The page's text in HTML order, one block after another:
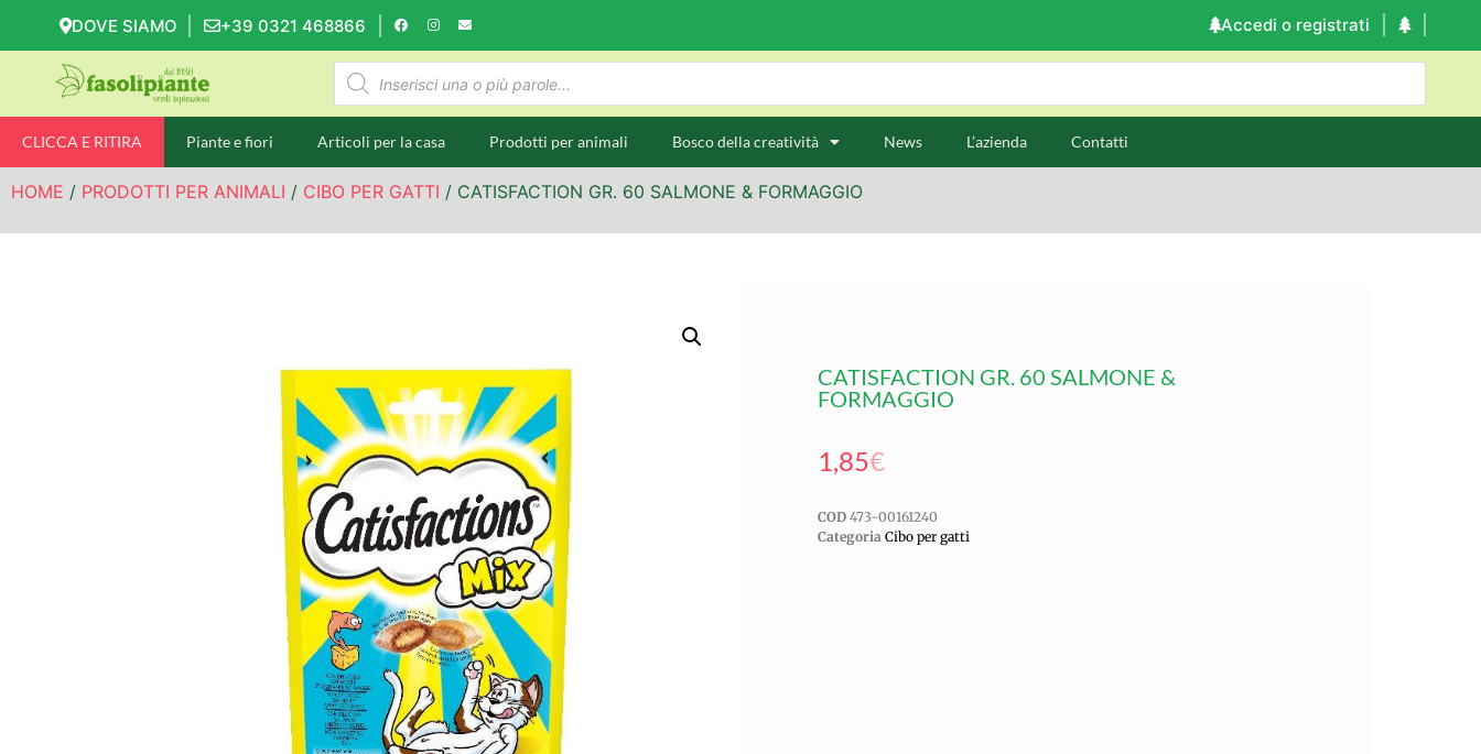
DOVE SIAMO +39 0321 468866 Accedi o registrati
CLICCA E RITIRA Piante e fiori Articoli per la casa Prodotti per animali Bosco della creatività News L’azienda Contatti
HOME / PRODOTTI PER ANIMALI / CIBO PER GATTI / CATISFACTION GR. 60 SALMONE & FORMAGGIO
CATISFACTION GR. 60 SALMONE &
FORMAGGIO
1,85€
COD 473-00161240
Categoria Cibo per gatti